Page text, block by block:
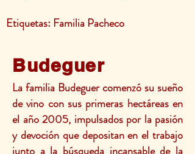
Etiquetas: Familia Pacheco
Budeguer
La familia Budeguer comenzó su sueño
de vino con sus primeras hectáreas en
el año 2005, impulsados por la pasión
y devoción que depositan en el trabajo